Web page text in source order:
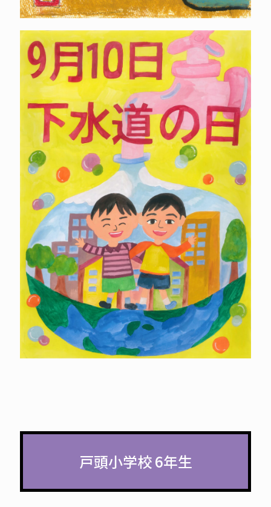
久保田 夏実
くぼた なつみ
戸頭小学校 6年生